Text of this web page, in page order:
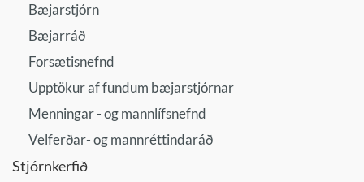
Bæjarstjórn
Bæjarráð
Forsætisnefnd
Upptökur af fundum bæjarstjórnar
Menningar - og mannlífsnefnd
Velferðar- og mannréttindaráð
Stjórnkerfið